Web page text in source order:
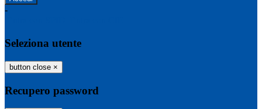
-
Seleziona utente
button close ×
Recupero password